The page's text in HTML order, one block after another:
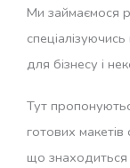
Ми займаємося
для бізнесу і
Тут
готових
що знаходиться